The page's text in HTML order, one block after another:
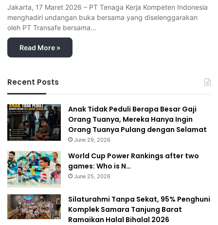
Jakarta, 17 Maret 2026 – PT Tenaga Kerja Kompeten Indonesia
menghadiri undangan buka bersama yang diselenggarakan
oleh PT Transafe bersama…
Read More »
Recent Posts
Anak Tidak Peduli Berapa Besar Gaji
Orang Tuanya, Mereka Hanya Ingin
Orang Tuanya Pulang dengan Selamat
June 29, 2026
World Cup Power Rankings after two
games: Who is N…
June 25, 2026
Silaturahmi Tanpa Sekat, 95% Penghuni
Komplek Samara Tanjung Barat
Ramaikan Halal Bihalal 2026